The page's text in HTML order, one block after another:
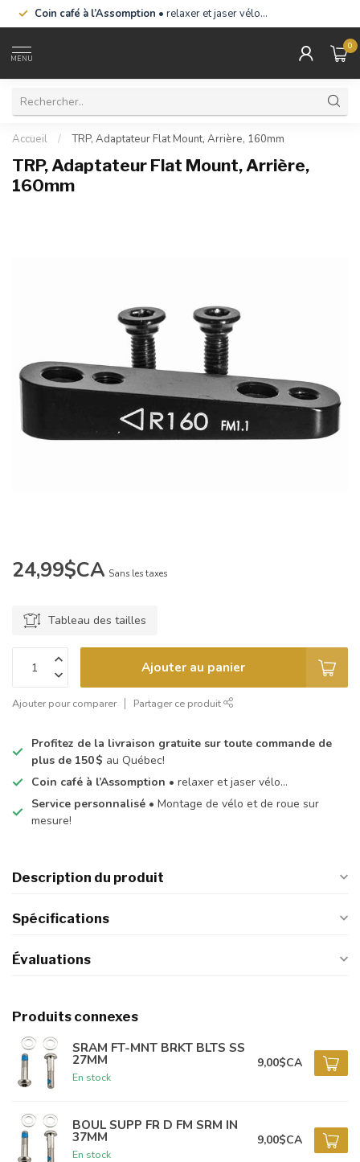
Coin café à l’Assomption • relaxer et jaser vélo…
MENU
0
Accueil / TRP, Adaptateur Flat Mount, Arrière, 160mm
TRP, Adaptateur Flat Mount, Arrière,
160mm
24,99$CA Sans les taxes
Tableau des tailles
Ajouter au panier
Ajouter pour comparer Partager ce produit
Profitez de la livraison gratuite sur toute commande de
plus de 150 $ au Québec!
Coin café à l’Assomption • relaxer et jaser vélo…
Service personnalisé • Montage de vélo et de roue sur
mesure!
Description du produit
Spécifications
Évaluations
Produits connexes
SRAM FT-MNT BRKT BLTS SS
27MM
En stock
9,00$CA
BOUL SUPP FR D FM SRM IN
37MM
En stock
9,00$CA